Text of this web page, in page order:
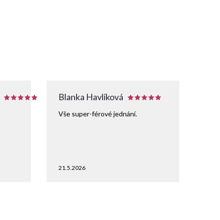
Blanka Havlíková
21.5.2026
Vše super-férové jednání.